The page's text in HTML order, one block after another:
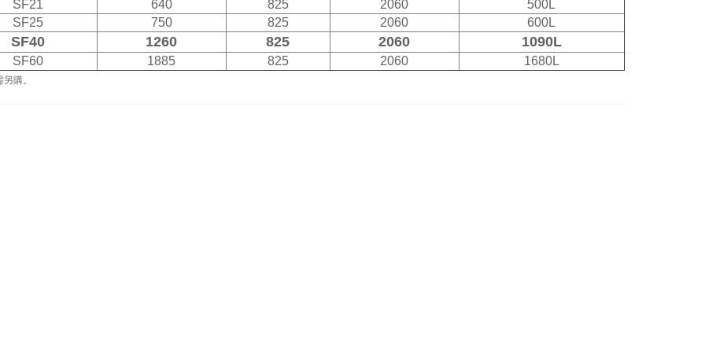
SF21
640 825 2060
500L
SF25
750 825 2060 600L
SF40 1260 825 2060 1090L
SF60 1885 825 2060 1680L
購。